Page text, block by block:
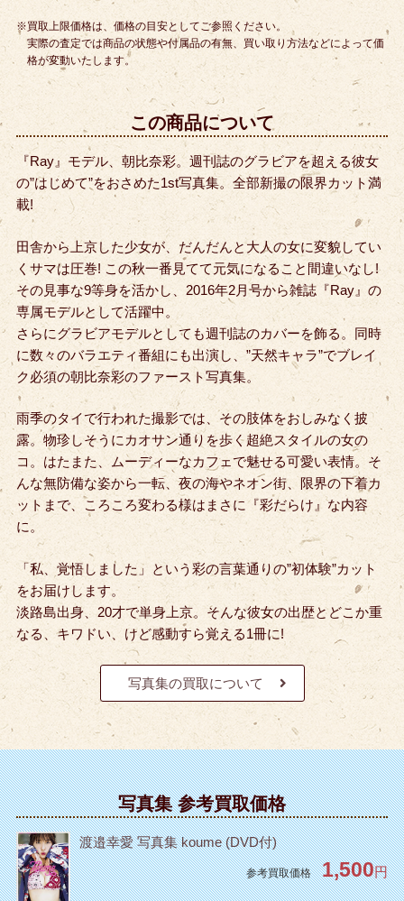
※買取上限価格は、価格の目安としてご参照ください。
実際の査定では商品の状態や付属品の有無、買い取り方法などによって価
格が変動いたします。
この商品について
『Ray』モデル、朝比奈彩。週刊誌のグラビアを超える彼女
の”はじめて”をおさめた1st写真集。全部新撮の限界カット満
載!
田舎から上京した少女が、だんだんと大人の女に変貌してい
くサマは圧巻! この秋一番見てて元気になること間違いなし!
その見事な9等身を活かし、2016年2月号から雑誌『Ray』の
専属モデルとして活躍中。
さらにグラビアモデルとしても週刊誌のカバーを飾る。同時
に数々のバラエティ番組にも出演し、”天然キャラ”でブレイ
ク必須の朝比奈彩のファースト写真集。
雨季のタイで行われた撮影では、その肢体をおしみなく披
露。物珍しそうにカオサン通りを歩く超絶スタイルの女の
コ。はたまた、ムーディーなカフェで魅せる可愛い表情。 そ
んな無防備な姿から一転、夜の海やネオン街、限界の下着カ
ットまで、ころころ変わる様はまさに『彩だらけ』な内容
に。
「私、覚悟しました」という彩の言葉通りの”初体験”カット
をお届けします。
淡路島出身、20才で単身上京。そんな彼女の出歴とどこか重
なる、キワドい、けど感動すら覚える1冊に!
写真集の買取について
写真集 参考買取価格
渡邉幸愛 写真集 koume (DVD付)
参考買取価格 1,500円